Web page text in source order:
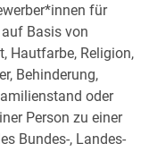
für
Basis von
Hautfarbe, Religion,
Behinderung,
oder
Person zu einer
Bundes-, Landes-